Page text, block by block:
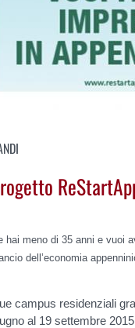
hai meno di 35 anni e vuoi
dell’economia
campus residenziali
al 19 settembre